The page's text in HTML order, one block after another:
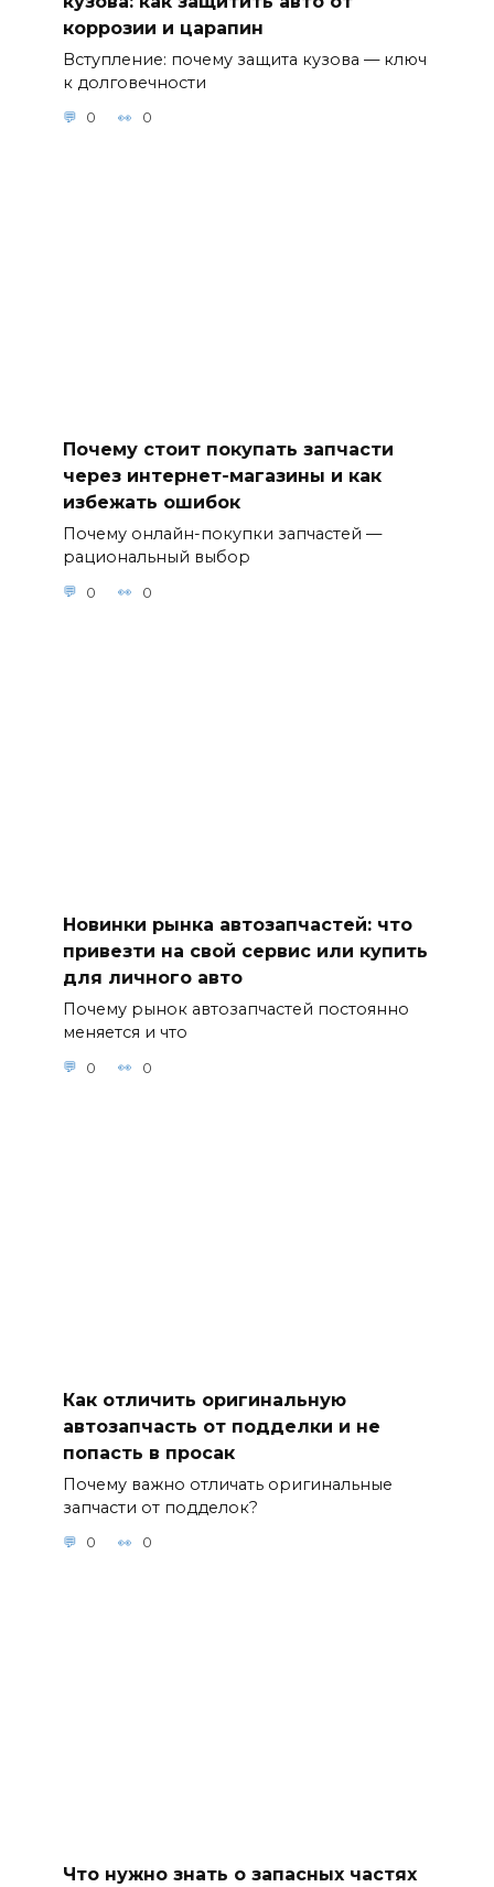
коррозии и царапин
Вступление: почему защита кузова — ключ
к долговечности
0 0
Почему стоит покупать запчасти
через интернет-магазины и как
избежать ошибок
Почему онлайн-покупки запчастей —
рациональный выбор
0 0
Новинки рынка автозапчастей: что
привезти на свой сервис или купить
для личного авто
Почему рынок автозапчастей постоянно
меняется и что
0 0
Как отличить оригинальную
автозапчасть от подделки и не
попасть в просак
Почему важно отличать оригинальные
запчасти от подделок?
0 0
Что нужно знать о запасных частях